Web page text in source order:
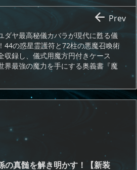
ダヤ最高秘儀カバラが現代に甦る儀
44の惑星霊護符と72柱の悪魔召喚術
収録し、儀式用魔方円付きケース
界最強の魔力を手にする奥義書『魔
 Prev
の真髄を解き明かす！【新装